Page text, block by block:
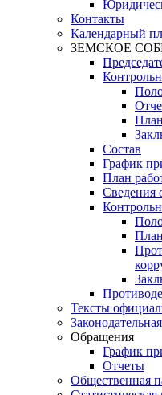
Контакты
Календарный
ЗЕМСКОЕ
Состав
График
План
Сведения
Тексты
Обращения
График
Отчеты
Общественная